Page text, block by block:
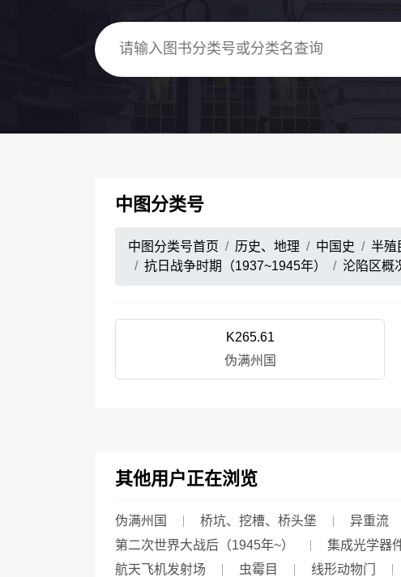
中图分类号
中图分类号首页 历史、地理 中国史 半殖
抗日战争时期（1937~1945年）
沦陷区概
K265.61
伪满州国
其他用户正在浏览
伪满州国 桥坑、挖槽、桥头堡 异重流
第二次世界大战后（1945年~）
集成光学器
航天飞机发射场
虫霉目 线形动物门